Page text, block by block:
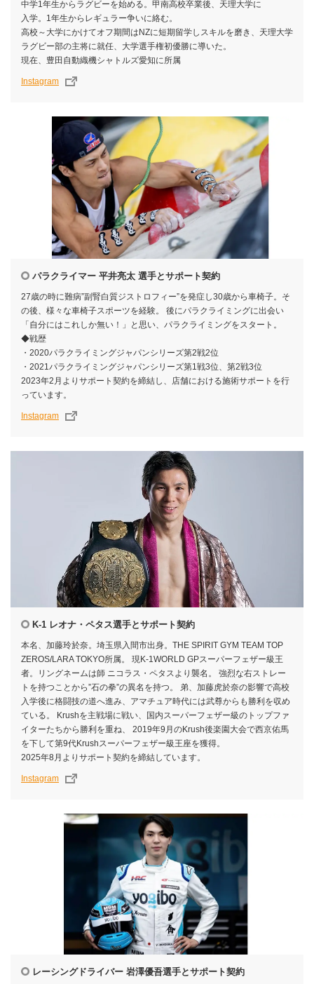
中学1年生からラグビーを始める。甲南高校卒業後、天理大学に
入学。1年生からレギュラー争いに絡む。
高校～大学にかけてオフ期間はNZに短期留学しスキルを磨き、天理大学
ラグビー部の主将に就任、大学選手権初優勝に導いた。
現在、豊田自動織機シャトルズ愛知に所属
Instagram
パラクライマー 平井亮太 選手とサポート契約
27歳の時に難病”副腎白質ジストロフィー”を発症し30歳から車椅子。そ
の後、様々な車椅子スポーツを経験。 後にパラクライミングに出会い
「自分にはこれしか無い！」と思い、パラクライミングをスタート。
◆戦歴
・2020パラクライミングジャパンシリーズ第2戦2位
・2021パラクライミングジャパンシリーズ第1戦3位、第2戦3位
2023年2月よりサポート契約を締結し、店舗における施術サポートを行
っています。
Instagram
K-1 レオナ・ペタス選手とサポート契約
本名、加藤玲於奈。埼玉県入間市出身。THE SPIRIT GYM TEAM TOP
ZEROS/LARA TOKYO所属。 現K-1WORLD GPスーパーフェザー級王
者。リングネームは師 ニコラス・ペタスより襲名。 強烈な右ストレー
トを持つことから”石の拳”の異名を持つ。 弟、加藤虎於奈の影響で高校
入学後に格闘技の道へ進み、アマチュア時代には武尊からも勝利を収め
ている。 Krushを主戦場に戦い、国内スーパーフェザー級のトップファ
イターたちから勝利を重ね、 2019年9月のKrush後楽園大会で西京佑馬
を下して第9代Krushスーパーフェザー級王座を獲得。
2025年8月よりサポート契約を締結しています。
Instagram
レーシングドライバー 岩澤優吾選手とサポート契約